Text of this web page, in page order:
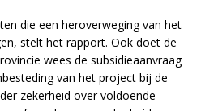
die een heroverweging van het
stelt het rapport. Ook doet de
wees de subsidieaanvraag
van het project bij de
zekerheid over voldoende